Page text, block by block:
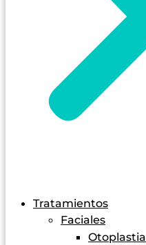
Tratamientos
Faciales
Otoplastia